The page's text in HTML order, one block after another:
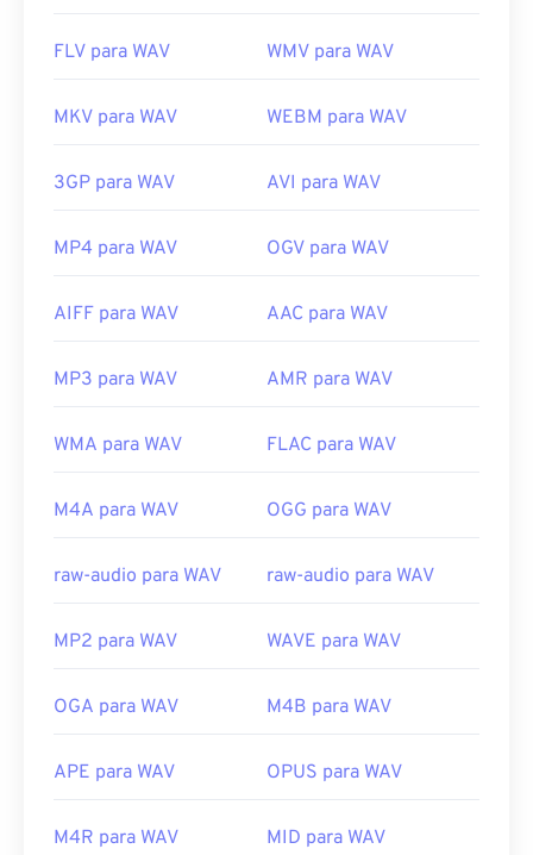
FLV para WAV WMV para WAV
MKV para WAV WEBM para WAV
3GP para WAV AVI para WAV
MP4 para WAV OGV para WAV
AIFF para WAV AAC para WAV
MP3 para WAV AMR para WAV
WMA para WAV FLAC para WAV
M4A para WAV OGG para WAV
raw-audio para WAV raw-audio para WAV
MP2 para WAV WAVE para WAV
OGA para WAV M4B para WAV
APE para WAV OPUS para WAV
M4R para WAV MID para WAV